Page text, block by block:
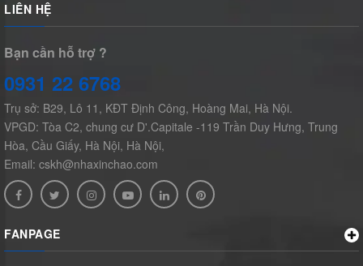
LIÊN HỆ
Bạn cần hỗ trợ ?
0931 22 6768
Trụ sở: B29, Lô 11, KĐT Định Công, Hoàng Mai, Hà Nội.
VPGD: Tòa C2, chung cư D'.Capitale -119 Trần Duy Hưng, Trung
Hòa, Cầu Giấy, Hà Nội, Hà Nội,
Email: cskh@nhaxinchao.com
FANPAGE